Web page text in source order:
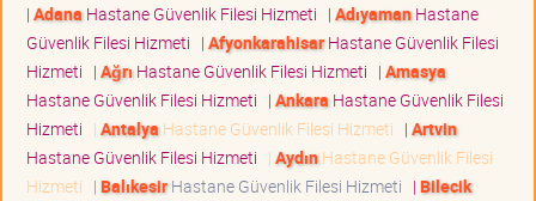
| Adana Hastane Güvenlik Filesi Hizmeti | AdıyamanHastane
Güvenlik Filesi Hizmeti | AfyonkarahisarHastane Güvenlik Filesi
Hizmeti | Ağrı Hastane Güvenlik Filesi Hizmeti | Amasya
Hastane Güvenlik Filesi Hizmeti | Ankara Hastane Güvenlik Filesi
Hizmeti | Antalya Hastane Güvenlik Filesi Hizmeti | Artvin
Hastane Güvenlik Filesi Hizmeti | AydınHastane Güvenlik Filesi
Hizmeti | BalıkesirHastane Güvenlik Filesi Hizmeti | Bilecik